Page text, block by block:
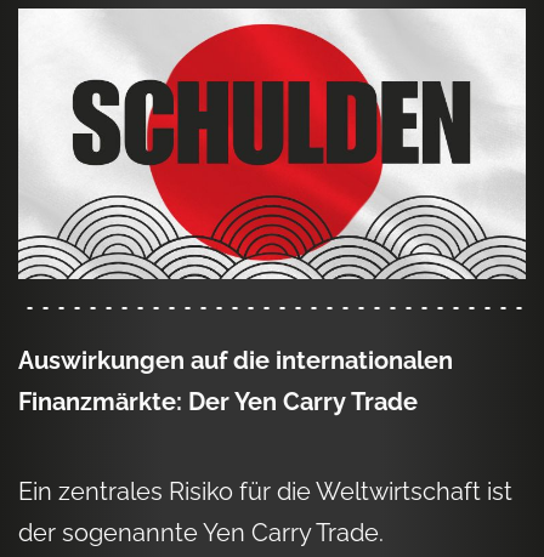
Auswirkungen auf die internationalen
Finanzmärkte: Der Yen Carry Trade
Ein zentrales Risiko für die Weltwirtschaft ist
der sogenannte Yen Carry Trade.